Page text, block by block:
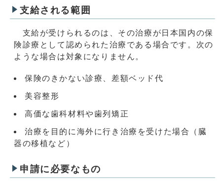
支給される範囲
支給が受けられるのは、その治療が日本国内の保
険診療として認められた治療である場合です。次の
ような場合は対象になりません。
保険のきかない診療、差額ベッド代
美容整形
高価な歯科材料や歯列矯正
治療を目的に海外に行き治療を受けた場合（臓
器の移植など）
申請に必要なもの